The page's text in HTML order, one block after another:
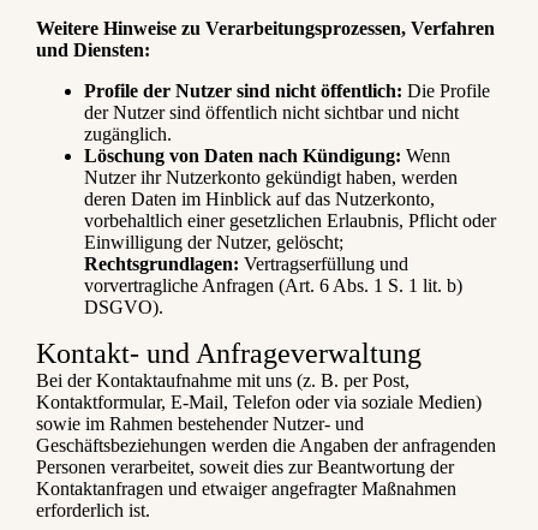
Weitere Hinweise zu Verarbeitungsprozessen, Verfahren
und Diensten:
Profile der Nutzer sind nicht öffentlich: Die Profile
der Nutzer sind öffentlich nicht sichtbar und nicht
zugänglich.
Löschung von Daten nach Kündigung: Wenn
Nutzer ihr Nutzerkonto gekündigt haben, werden
deren Daten im Hinblick auf das Nutzerkonto,
vorbehaltlich einer gesetzlichen Erlaubnis, Pflicht oder
Einwilligung der Nutzer, gelöscht;
Rechtsgrundlagen: Vertragserfüllung und
vorvertragliche Anfragen (Art. 6 Abs. 1 S. 1 lit. b)
DSGVO).
Kontakt- und Anfrageverwaltung
Bei der Kontaktaufnahme mit uns (z. B. per Post,
Kontaktformular, E-Mail, Telefon oder via soziale Medien)
sowie im Rahmen bestehender Nutzer- und
Geschäftsbeziehungen werden die Angaben der anfragenden
Personen verarbeitet, soweit dies zur Beantwortung der
Kontaktanfragen und etwaiger angefragter Maßnahmen
erforderlich ist.